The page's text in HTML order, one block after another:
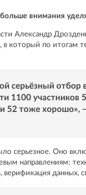
внимания
Александр
по итогам
серьёзный
1100
52 тоже хорошо»,
серьезное. Оно
направлениям:
верификация данных,